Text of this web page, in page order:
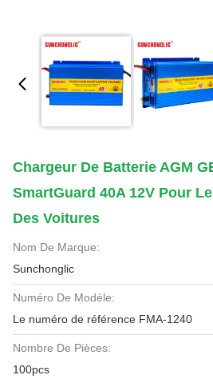
Chargeur De Batterie AGM
SmartGuard 40A 12V Pour
Des Voitures
Nom De Marque:
Sunchonglic
Numéro De Modèle:
Le numéro de référence FMA-1240
Nombre De Pièces:
100pcs